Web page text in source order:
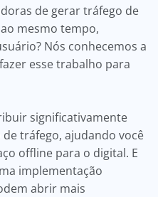
de gerar tráfego de
mesmo tempo,
Nós conhecemos a
esse trabalho para
significativamente
tráfego, ajudando você
offline para o digital. E
implementação
abrir mais